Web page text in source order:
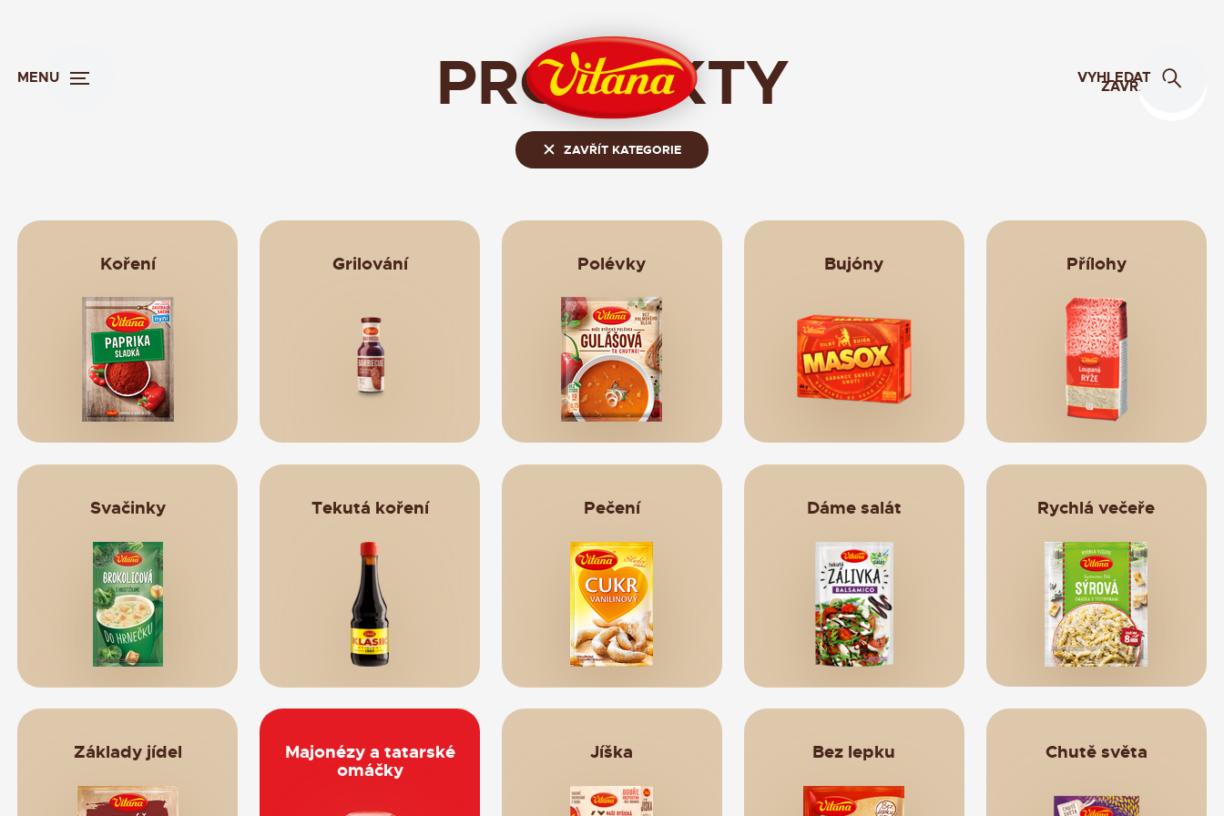
MENU VYHLEDAT
ZAVŘÍT
PRODUKTY
ZAVŘÍT KATEGORIE
Koření Grilování Polévky Bujóny Přílohy
Svačinky Tekutá koření Pečení Dáme salát Rychlá večeře
Základy jídel
Majonézy a tatarské
omáčky
Jíška Bez lepku Chutě světa
Sledujte nás
NAŠE ZNAČKY OCHRANA SOUKROMÍ KONTAKTY
© 2020 - 2026 Orkla Foods Česko a Slovensko, všechna práva vyhrazena